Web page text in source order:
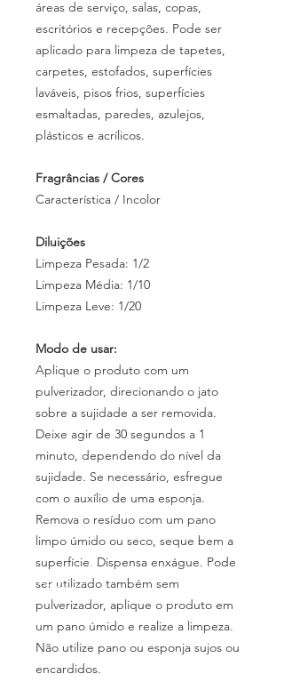
áreas de serviço, salas, copas,
escritórios e recepções. Pode ser
aplicado para limpeza de tapetes,
carpetes, estofados, superfícies
laváveis, pisos frios, superfícies
esmaltadas, paredes, azulejos,
plásticos e acrílicos.
Fragrâncias / Cores
Característica / Incolor
Diluições
Limpeza Pesada: 1/2
Limpeza Média: 1/10
Limpeza Leve: 1/20
Modo de usar:
Aplique o produto com um
pulverizador, direcionando o jato
sobre a sujidade a ser removida.
Deixe agir de 30 segundos a 1
minuto, dependendo do nível da
sujidade. Se necessário, esfregue
com o auxílio de uma esponja.
Remova o resíduo com um pano
limpo úmido ou seco, seque bem a
superfície. Dispensa enxágue. Pode
ser utilizado também sem
pulverizador, aplique o produto em
um pano úmido e realize a limpeza.
Não utilize pano ou esponja sujos ou
encardidos.